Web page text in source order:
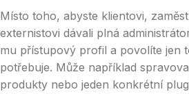
Místo toho, abyste klientovi,
externistovi dávali plná
mu přístupový profil a povolíte jen
potřebuje. Může například
produkty nebo jeden konkrétní